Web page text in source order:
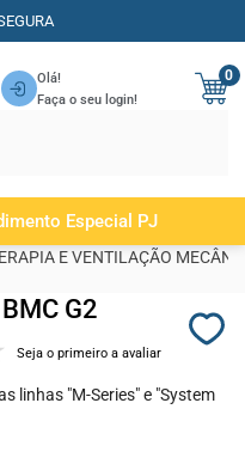
Olá!
Faça o seu login!
0
Especial PJ
E VENTILAÇÃO
G2
Seja o primeiro a avaliar
linhas "M-Series" e "System